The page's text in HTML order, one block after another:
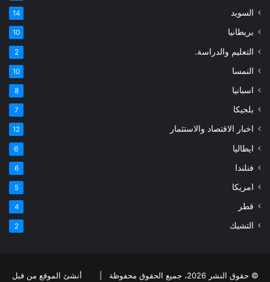
السويد 14
بريطانيا 10
التعليم والدراسة. 2
النمسا 10
اسبانيا 8
بلجيكا 7
اخبار الاقتصاد والاستثمار 12
ايطاليا 6
فنلندا 6
امريكا 5
قطر 4
التشيك 2
© حقوق النشر 2026، جميع الحقوق محفوظة | أنشئ الموقع من قبل